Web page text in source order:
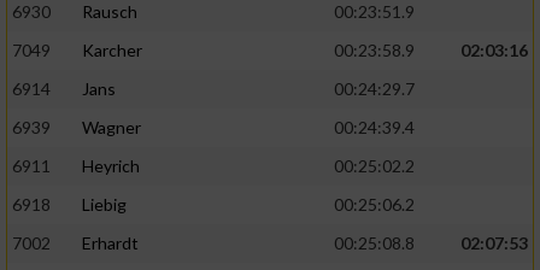
6930
Rausch
00:23:51.9
7049
Karcher 00:23:58.9
02:03:16
6914
Jans
00:24:29.7
6939
Wagner
00:24:39.4
6911
Heyrich
00:25:02.2
6918
Liebig
00:25:06.2
7002
Erhardt 00:25:08.8
02:07:53